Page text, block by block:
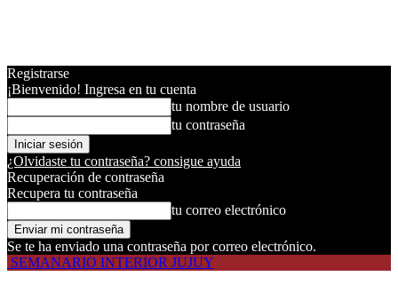
Registrarse
¡Bienvenido! Ingresa en tu cuenta
tu nombre de usuario
tu contraseña
¿Olvidaste tu contraseña? consigue ayuda
Recuperación de contraseña
Recupera tu contraseña
tu correo electrónico
Se te ha enviado una contraseña por correo electrónico.
SEMANARIO INTERIOR JUJUY